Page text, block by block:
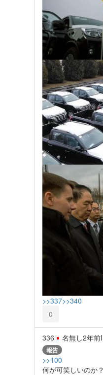
>>337>>340
0
336 名無し2年前
報告
>>100
何が可笑しいのか？